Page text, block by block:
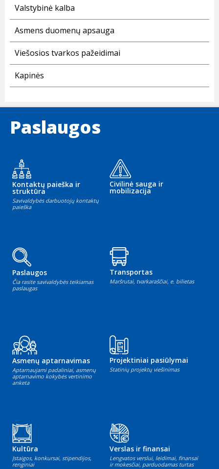
Valstybinė kalba
Asmens duomenų apsauga
Viešosios tvarkos pažeidimai
Kapinės
Paslaugos
Kontaktų paieška ir
struktūra
Savivaldybės darbuotojų kontaktų
paieška
Civilinė sauga ir
mobilizacija
Paslaugos
Čia rasite savivaldybės teikiamas
paslaugas
Transportas
Maršrutai, tvarkaraščiai, e. bilietas
Asmenų aptarnavimas
Aptarnaujami padaliniai, asmenų
aptarnavimo kokybės vertinimo
anketa
Projektiniai pasiūlymai
Statinių projektų viešinimas
Kultūra
Įstaigos, konkursai, stipendijos,
renginiai
Verslas ir finansai
Lengvatos verslui, leidimai, finansai
ir mokesčiai, parduodamas turtas